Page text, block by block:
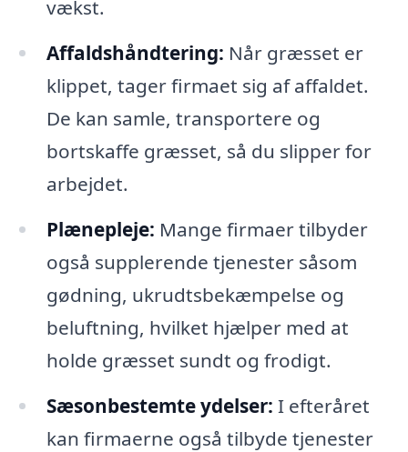
vækst.
Affaldshåndtering: Når græsset er
klippet, tager firmaet sig af affaldet.
De kan samle, transportere og
bortskaffe græsset, så du slipper for
arbejdet.
Plænepleje: Mange firmaer tilbyder
også supplerende tjenester såsom
gødning, ukrudtsbekæmpelse og
beluftning, hvilket hjælper med at
holde græsset sundt og frodigt.
Sæsonbestemte ydelser: I efteråret
kan firmaerne også tilbyde tjenester